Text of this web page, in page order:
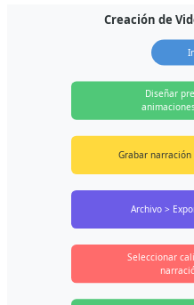
Creación de
Diseñar
Grabar
Archivo >
Seleccionar